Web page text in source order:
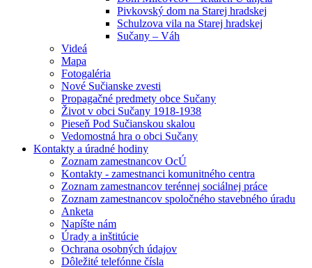
Pivkovský dom na Starej hradskej
Schulzova vila na Starej hradskej
Sučany – Váh
Videá
Mapa
Fotogaléria
Nové Sučianske zvesti
Propagačné predmety obce Sučany
Život v obci Sučany 1918-1938
Pieseň Pod Sučianskou skalou
Vedomostná hra o obci Sučany
Kontakty a úradné hodiny
Zoznam zamestnancov OcÚ
Kontakty - zamestnanci komunitného centra
Zoznam zamestnancov terénnej sociálnej práce
Zoznam zamestnancov spoločného stavebného úradu
Anketa
Napíšte nám
Úrady a inštitúcie
Ochrana osobných údajov
Dôležité telefónne čísla